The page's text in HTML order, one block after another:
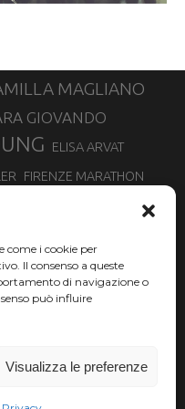
come i cookie per
Il consenso a queste
di navigazione o
può influire
Visualizza le preferenze
MAGLIANO
GIOVANDO
ELISA ARVAT
FIRENZE MARATHON
GIULIANO CAVALLO
MARCO OLMO
BATTOCLETTI
CRIPPA